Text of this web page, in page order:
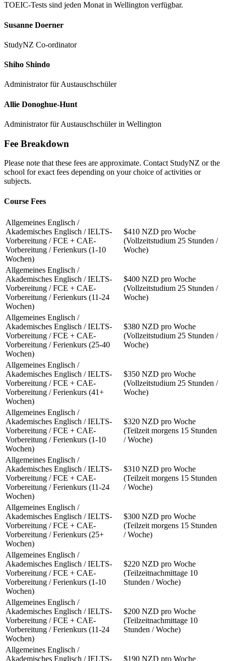
TOEIC-Tests sind jeden Monat in Wellington verfügbar.
Susanne Doerner
StudyNZ Co-ordinator
Shiho Shindo
Administrator für Austauschschüler
Allie Donoghue-Hunt
Administrator für Austauschschüler in Wellington
Fee Breakdown
Please note that these fees are approximate. Contact StudyNZ or the
school for exact fees depending on your choice of activities or
subjects.
Course Fees
Allgemeines Englisch /
Akademisches Englisch / IELTS-
Vorbereitung / FCE + CAE-
Vorbereitung / Ferienkurs (1-10
Wochen)
$410 NZD pro Woche
(Vollzeitstudium 25 Stunden /
Woche)
Allgemeines Englisch /
Akademisches Englisch / IELTS-
Vorbereitung / FCE + CAE-
Vorbereitung / Ferienkurs (11-24
Wochen)
$400 NZD pro Woche
(Vollzeitstudium 25 Stunden /
Woche)
Allgemeines Englisch /
Akademisches Englisch / IELTS-
Vorbereitung / FCE + CAE-
Vorbereitung / Ferienkurs (25-40
Wochen)
$380 NZD pro Woche
(Vollzeitstudium 25 Stunden /
Woche)
Allgemeines Englisch /
Akademisches Englisch / IELTS-
Vorbereitung / FCE + CAE-
Vorbereitung / Ferienkurs (41+
Wochen)
$350 NZD pro Woche
(Vollzeitstudium 25 Stunden /
Woche)
Allgemeines Englisch /
Akademisches Englisch / IELTS-
Vorbereitung / FCE + CAE-
Vorbereitung / Ferienkurs (1-10
Wochen)
$320 NZD pro Woche
(Teilzeit morgens 15 Stunden
/ Woche)
Allgemeines Englisch /
Akademisches Englisch / IELTS-
Vorbereitung / FCE + CAE-
Vorbereitung / Ferienkurs (11-24
Wochen)
$310 NZD pro Woche
(Teilzeit morgens 15 Stunden
/ Woche)
Allgemeines Englisch /
Akademisches Englisch / IELTS-
Vorbereitung / FCE + CAE-
Vorbereitung / Ferienkurs (25+
Wochen)
$300 NZD pro Woche
(Teilzeit morgens 15 Stunden
/ Woche)
Allgemeines Englisch /
Akademisches Englisch / IELTS-
Vorbereitung / FCE + CAE-
Vorbereitung / Ferienkurs (1-10
Wochen)
$220 NZD pro Woche
(Teilzeitnachmittage 10
Stunden / Woche)
Allgemeines Englisch /
Akademisches Englisch / IELTS-
Vorbereitung / FCE + CAE-
Vorbereitung / Ferienkurs (11-24
Wochen)
$200 NZD pro Woche
(Teilzeitnachmittage 10
Stunden / Woche)
Allgemeines Englisch /
Akademisches Englisch / IELTS-
$190 NZD pro Woche